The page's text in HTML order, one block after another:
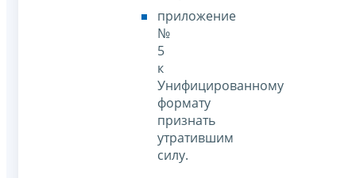
приложение
№
5
к
Унифицированному
формату
признать
утратившим
силу.